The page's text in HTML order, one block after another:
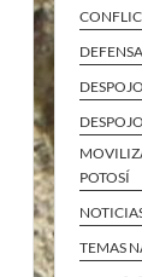
POTOSÍ
TEMAS